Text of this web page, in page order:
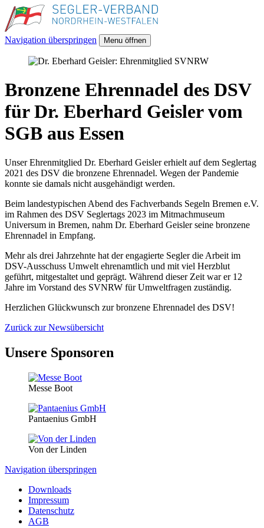
Navigation überspringen Menu öffnen
Bronzene Ehrennadel des DSV
für Dr. Eberhard Geisler vom
SGB aus Essen
Unser Ehrenmitglied Dr. Eberhard Geisler erhielt auf dem Seglertag
2021 des DSV die bronzene Ehrennadel. Wegen der Pandemie
konnte sie damals nicht ausgehändigt werden.
Beim landestypischen Abend des Fachverbands Segeln Bremen e.V.
im Rahmen des DSV Seglertags 2023 im Mitmachmuseum
Universum in Bremen, nahm Dr. Eberhard Geisler seine bronzene
Ehrennadel in Empfang.
Mehr als drei Jahrzehnte hat der engagierte Segler die Arbeit im
DSV-Ausschuss Umwelt ehrenamtlich und mit viel Herzblut
geführt, mitgestaltet und geprägt. Während dieser Zeit war er 12
Jahre im Vorstand des SVNRW für Umweltfragen zuständig.
Herzlichen Glückwunsch zur bronzene Ehrennadel des DSV!
Zurück zur Newsübersicht
Unsere Sponsoren
Messe Boot
Pantaenius GmbH
Von der Linden
Navigation überspringen
Downloads
Impressum
Datenschutz
AGB